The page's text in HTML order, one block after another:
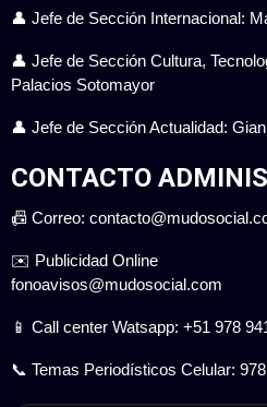
👤 Jefe de Sección Internacional:
👤 Jefe de Sección Cultura,
Palacios Sotomayor
👤 Jefe de Sección Actualidad:
CONTACTO
📠 Correo:
✉️ Publicidad Online
fonoavisos@mudosocial.com
📱 Call center Watsapp: +51 978
📞 Temas Periodísticos Celular: